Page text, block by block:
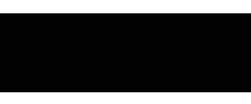
Saltar